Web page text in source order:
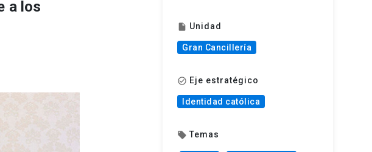
a los
insert_drive_file Unidad
Gran Cancillería
check_circle_outline Eje estratégico
Identidad católica
local_offer Temas